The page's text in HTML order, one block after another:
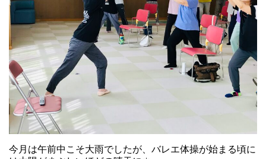
今月は午前中こそ大雨でしたが、バレエ体操が始まる頃に